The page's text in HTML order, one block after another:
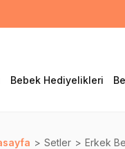
Bebek Hediyelikleri
Setler Erkek